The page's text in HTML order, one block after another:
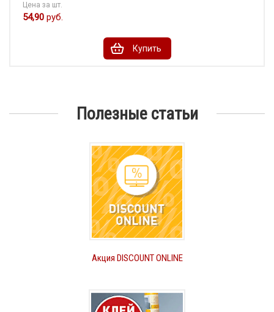
Цена за шт.
54,90 руб.
Купить
Полезные статьи
Акция DISCOUNT ONLINE